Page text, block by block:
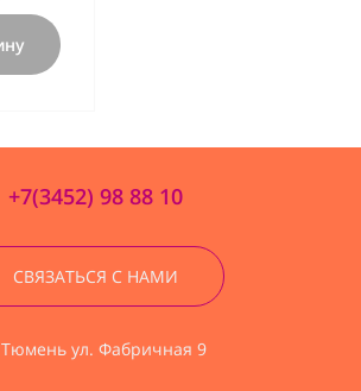
+7(3452) 98 88 10
СВЯЗАТЬСЯ С НАМИ
Тюмень ул. Фабричная 9